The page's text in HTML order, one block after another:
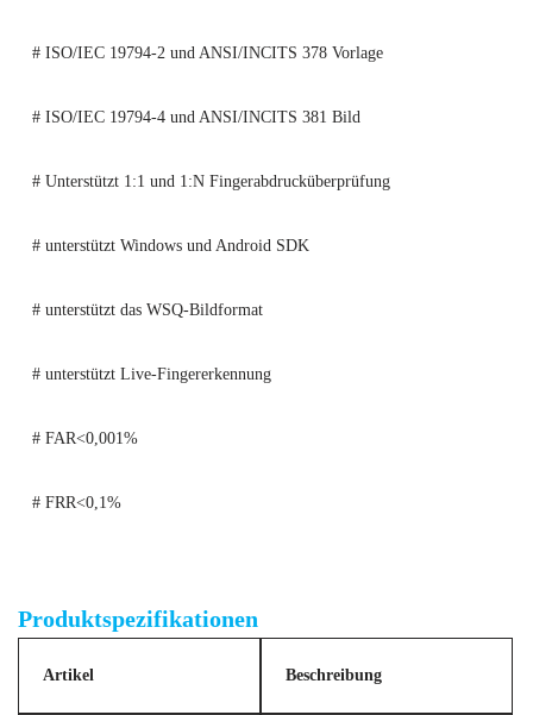
# ISO/IEC 19794-2 und ANSI/INCITS 378 Vorlage
# ISO/IEC 19794-4 und ANSI/INCITS 381 Bild
# Unterstützt 1:1 und 1:N Fingerabdrucküberprüfung
# unterstützt Windows und Android SDK
# unterstützt das WSQ-Bildformat
# unterstützt Live-Fingererkennung
# FAR<0,001%
# FRR<0,1%
Produktspezifikationen
Artikel Beschreibung